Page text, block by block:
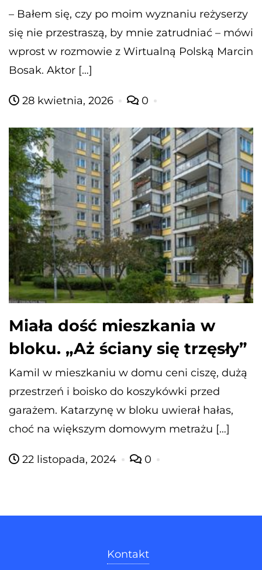
– Bałem się, czy po moim wyznaniu reżyserzy
się nie przestraszą, by mnie zatrudniać – mówi
wprost w rozmowie z Wirtualną Polską Marcin
Bosak. Aktor […]
28 kwietnia, 2026 0
Miała dość mieszkania w
bloku. „Aż ściany się trzęsły”
Kamil w mieszkaniu w domu ceni ciszę, dużą
przestrzeń i boisko do koszykówki przed
garażem. Katarzynę w bloku uwierał hałas,
choć na większym domowym metrażu […]
22 listopada, 2024 0
Kontakt